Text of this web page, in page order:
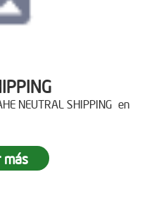
NEUTRAL SHIPPING en